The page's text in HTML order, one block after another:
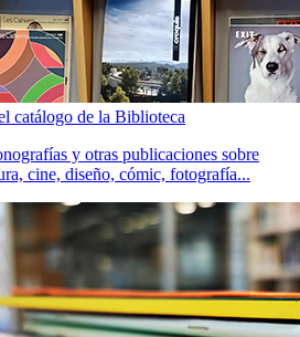
catálogo de la Biblioteca
y otras publicaciones sobre
cine, diseño, cómic, fotografía...